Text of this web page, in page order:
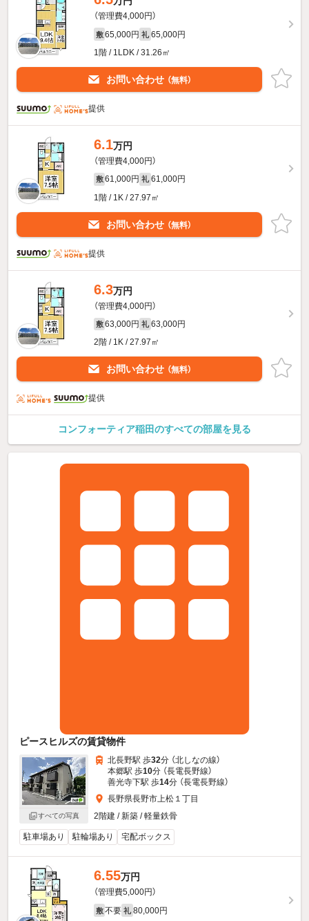
（管理費4,000円）
敷 65,000円 礼 65,000円
1階 / 1LDK / 31.26㎡
お問い合わせ （無料）
提供
6.1万円
（管理費4,000円）
敷 61,000円 礼 61,000円
1階 / 1K / 27.97㎡
お問い合わせ （無料）
提供
6.3万円
（管理費4,000円）
敷 63,000円 礼 63,000円
2階 / 1K / 27.97㎡
お問い合わせ （無料）
提供
コンフォーティア稲田のすべての部屋を見る
ピースヒルズの賃貸物件
すべての写真
北長野駅 歩32分 （北しなの線）
本郷駅 歩10分 （長電長野線）
善光寺下駅 歩14分 （長電長野線）
長野県長野市上松１丁目
2階建 / 新築 / 軽量鉄骨
駐車場あり 駐輪場あり 宅配ボックス
6.55万円
（管理費5,000円）
敷 不要 礼 80,000円